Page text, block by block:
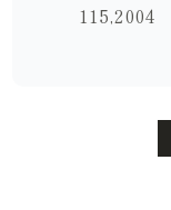
115,2004